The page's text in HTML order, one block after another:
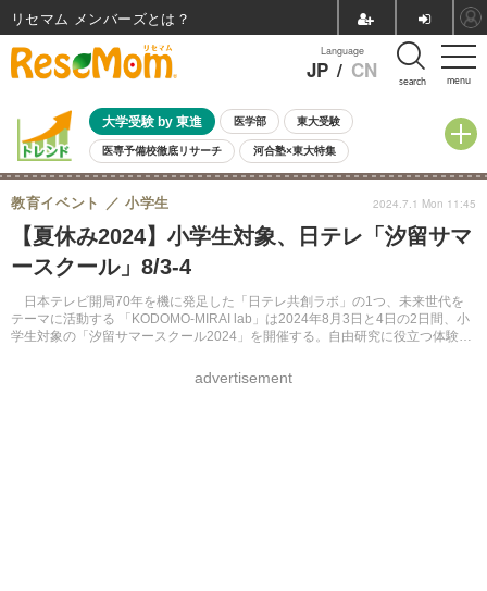
menu
Language
JP / CN search
大学受験 by 東進 医学部 東大受験
医専予備校徹底リサーチ 河合塾×東大特集
親子で考える大学選び 高校受験 中学受験 小学校受験
共通テスト 夏休み
8月開催イベント・WS 全国公立高校 過去問 人気記事
自由研究教材（小学生向け）
【夏休み2024】小学生対象、日テレ「汐留サマ
ースクール」8/3-4
日本テレビ開局70年を機に発足した「日テレ共創ラボ」の1つ、未来世代を
テーマに活動する 「KODOMO-MIRAI lab」は2024年8月3日と4日の2日間、小
学生対象の「汐留サマースクール2024」を開催する。自由研究に役立つ体験が
教育イベント 小学生
advertisement
2024.7.1 Mon 11:45
リセマム メンバーズ